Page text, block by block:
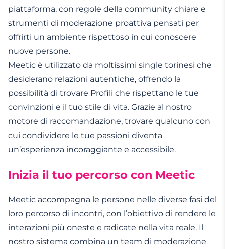
piattaforma, con regole della community chiare e
strumenti di moderazione proattiva pensati per
offrirti un ambiente rispettoso in cui conoscere
nuove persone.
Meetic è utilizzato da moltissimi single torinesi che
desiderano relazioni autentiche, offrendo la
possibilità di trovare Profili che rispettano le tue
convinzioni e il tuo stile di vita. Grazie al nostro
motore di raccomandazione, trovare qualcuno con
cui condividere le tue passioni diventa
un’esperienza incoraggiante e accessibile.
Inizia il tuo percorso con Meetic
Meetic accompagna le persone nelle diverse fasi del
loro percorso di incontri, con l’obiettivo di rendere le
interazioni più oneste e radicate nella vita reale. Il
nostro sistema combina un team di moderazione